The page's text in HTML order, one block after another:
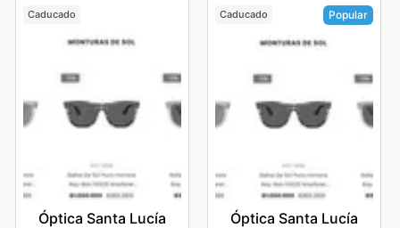
Caducado
Óptica Santa Lucía
Caducado Popular
Óptica Santa Lucía